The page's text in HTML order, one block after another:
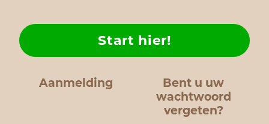
Aanmelding
Bent u uw
wachtwoord
vergeten?
Start hier!